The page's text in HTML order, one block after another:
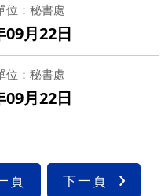
位：秘書處
09月22日
位：秘書處
月22日
頁 下一頁